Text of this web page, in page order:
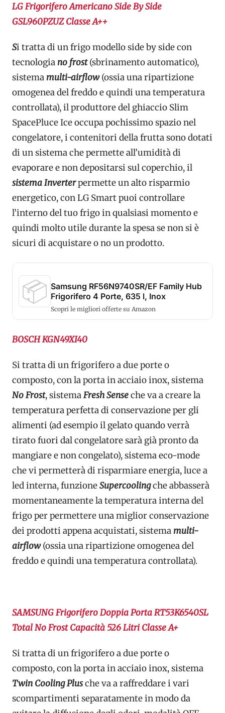
LG Frigorifero Americano Side By Side
GSL960PZUZ Classe A++
Si tratta di un frigo modello side by side con
tecnologia no frost(sbrinamento automatico),
sistemamulti-airflow(ossia una ripartizione
omogenea del freddo e quindi una temperatura
controllata), il produttore del ghiaccio Slim
SpacePluce Ice occupa pochissimo spazio nel
congelatore, i contenitori della frutta sono dotati
di un sistema che permette all’umidità di
evaporare e non depositarsi sul coperchio, il
sistema Inverterpermette un alto risparmio
energetico, con LG Smart puoi controllare
l’interno del tuo frigo in qualsiasi momento e
quindi molto utile durante la spesa se non si è
sicuri di acquistare o no un prodotto.
📦 Samsung RF56N9740SR/EF Family Hub
Frigorifero 4 Porte, 635 l, Inox
Scopri le migliori offerte su Amazon
BOSCH KGN49XI40
Si tratta di un frigorifero a due porte o
composto, con la porta in acciaio inox, sistema
No Frost, sistemaFresh Senseche va a creare la
temperatura perfetta di conservazione per gli
alimenti (ad esempio il gelato quando verrà
tirato fuori dal congelatore sarà già pronto da
mangiare e non congelato), sistema eco-mode
che vi permetterà di risparmiare energia, luce a
led interna, funzioneSupercoolingche abbasserà
momentaneamente la temperatura interna del
frigo per permettere una miglior conservazione
dei prodotti appena acquistati, sistemamulti-
airflow(ossia una ripartizione omogenea del
freddo e quindi una temperatura controllata).
SAMSUNG Frigorifero Doppia Porta RT53K6540SL
Total No Frost Capacità 526 Litri Classe A+
Si tratta di un frigorifero a due porte o
composto, con la porta in acciaio inox, sistema
Twin Cooling Plusche va a raffreddare i vari
scompartimenti separatamente in modo da